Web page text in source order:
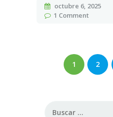
octubre 6, 2025
1 Comment
entradas
PAGE
1 PAGE
2